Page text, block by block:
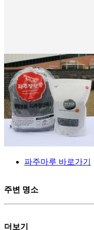
파주마루 바로가기
주변 명소
더보기